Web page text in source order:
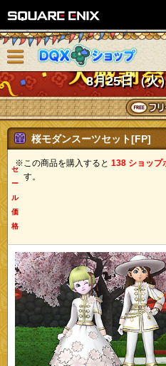
8月25日（火
ニューを閉じる
桜モダンスーツセット[FP]
※この商品を購入すると 138 ショップ
す。
セ
ー
ル
価
格